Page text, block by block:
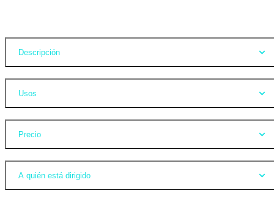
Descripción
Usos
Precio
A quién está dirigido